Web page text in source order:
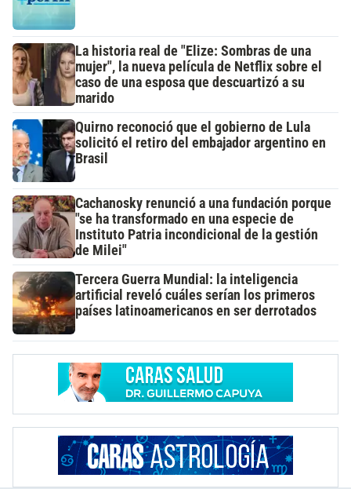
La historia real de "Elize: Sombras de una
mujer", la nueva película de Netflix sobre el
caso de una esposa que descuartizó a su
marido
Quirno reconoció que el gobierno de Lula
solicitó el retiro del embajador argentino en
Brasil
Cachanosky renunció a una fundación porque
"se ha transformado en una especie de
Instituto Patria incondicional de la gestión
de Milei"
Tercera Guerra Mundial: la inteligencia
artificial reveló cuáles serían los primeros
países latinoamericanos en ser derrotados